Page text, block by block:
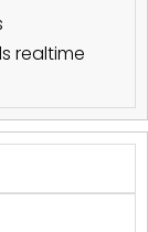
realtime